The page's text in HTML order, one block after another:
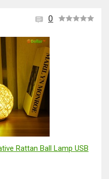
0
Rattan Ball Lamp USB